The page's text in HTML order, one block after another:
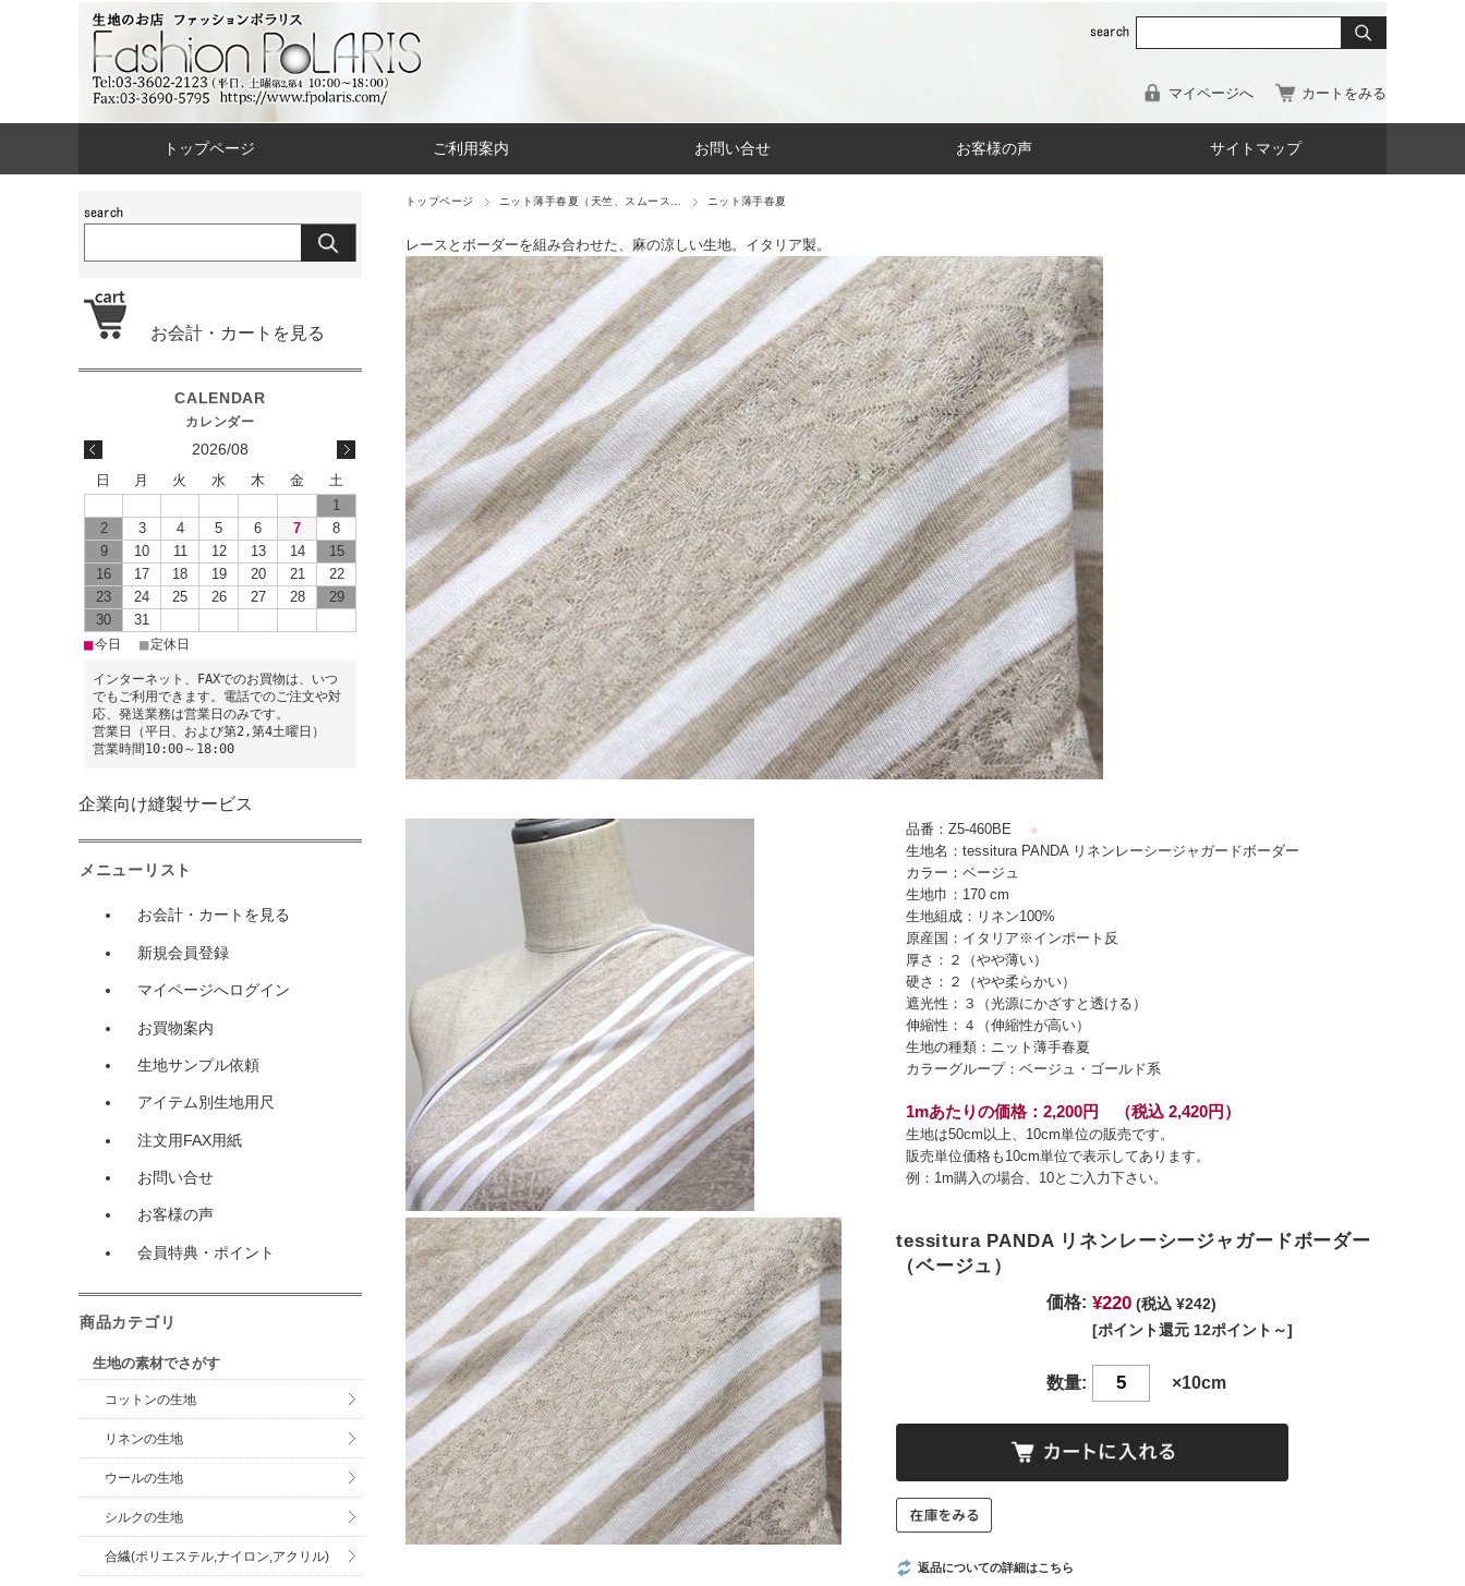
マイページへ カートをみる
トップページ ご利用案内 お問い合せ お客様の声 サイトマップ
トップページ ニット薄手春夏（天竺、スムース… ニット薄手春夏
レースとボーダーを組み合わせた、麻の涼しい生地。イタリア製。
品番：Z5-460BE ●
生地名：tessitura PANDA リネンレーシージャガードボーダー
カラー：ベージュ
生地巾：170 cm
生地組成：リネン100%
原産国：イタリア※インポート反
厚さ：２（やや薄い）
硬さ：２（やや柔らかい）
遮光性：３（光源にかざすと透ける）
伸縮性：４（伸縮性が高い）
生地の種類：ニット薄手春夏
カラーグループ：ベージュ・ゴールド系
1mあたりの価格：2,200円 （税込 2,420円）
生地は50cm以上、10cm単位の販売です。
販売単位価格も10cm単位で表示してあります。
例：1m購入の場合、10とご入力下さい。
tessitura PANDA リネンレーシージャガードボーダー
（ベージュ）
価格: ¥220 (税込 ¥242)
[ポイント還元 12ポイント～]
数量: ×10cm
返品についての詳細はこちら
お会計・カートを見る
2026/08
日 月 火 水 木 金
土
1
2
3 4 5 6 7
8
9
10 11 12 13 14
15
16
17 18 19 20 21
22
23
24 25 26 27 28
29
30
31
■今日 ■ 定休日
インターネット、FAXでのお買物は、いつ
でもご利用できます。電話でのご注文や対
応、発送業務は営業日のみです。
営業日（平日、および第2,第4土曜日）
営業時間10:00～18:00
企業向け縫製サービス
メニューリスト
お会計・カートを見る
新規会員登録
マイページへログイン
お買物案内
生地サンプル依頼
アイテム別生地用尺
注文用FAX用紙
お問い合せ
お客様の声
会員特典・ポイント
商品カテゴリ
生地の素材でさがす
コットンの生地
リネンの生地
ウールの生地
シルクの生地
合繊(ポリエステル,ナイロン,アクリル)